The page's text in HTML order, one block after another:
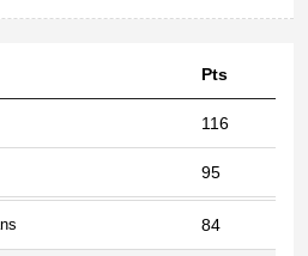
Pts
116
95
84